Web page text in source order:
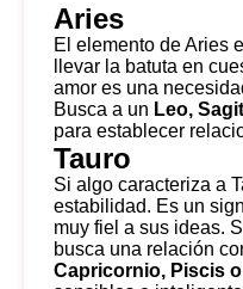
Aries
El elemento de Aries es el fuego, así que les gusta
llevar la batuta en
amor es una
Busca a un Leo,
para establecer
Tauro
Si algo caracteriza a
estabilidad. Es un
muy fiel a sus ideas.
busca una relación
Capricornio, Piscis